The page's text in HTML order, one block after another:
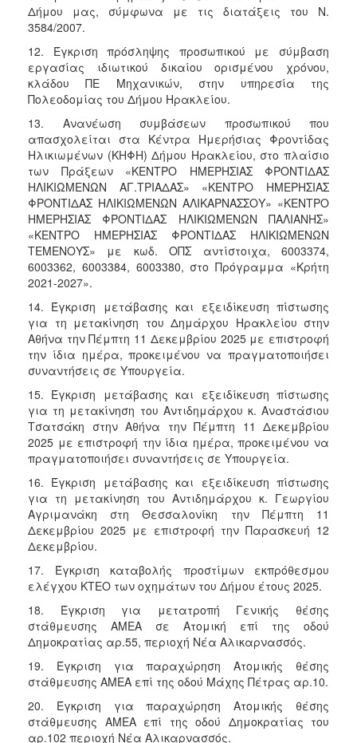
Δήμου μας, σύμφωνα με τις διατάξεις του Ν.
3584/2007.
12. Έγκριση πρόσληψης προσωπικού με σύμβαση
εργασίας ιδιωτικού δικαίου ορισμένου χρόνου,
κλάδου ΠΕ Μηχανικών, στην υπηρεσία της
Πολεοδομίας του Δήμου Ηρακλείου.
13. Ανανέωση συμβάσεων προσωπικού που
απασχολείται στα Κέντρα Ημερήσιας Φροντίδας
Ηλικιωμένων (ΚΗΦΗ) Δήμου Ηρακλείου, στο πλαίσιο
των Πράξεων «ΚΕΝΤΡΟ ΗΜΕΡΗΣΙΑΣ ΦΡΟΝΤΙΔΑΣ
ΗΛΙΚΙΩΜΕΝΩΝ ΑΓ.ΤΡΙΑΔΑΣ» «ΚΕΝΤΡΟ ΗΜΕΡΗΣΙΑΣ
ΦΡΟΝΤΙΔΑΣ ΗΛΙΚΙΩΜΕΝΩΝ ΑΛΙΚΑΡΝΑΣΣΟΥ» «ΚΕΝΤΡΟ
ΗΜΕΡΗΣΙΑΣ ΦΡΟΝΤΙΔΑΣ ΗΛΙΚΙΩΜΕΝΩΝ ΠΑΛΙΑΝΗΣ»
«ΚΕΝΤΡΟ ΗΜΕΡΗΣΙΑΣ ΦΡΟΝΤΙΔΑΣ ΗΛΙΚΙΩΜΕΝΩΝ
ΤΕΜΕΝΟΥΣ» με κωδ. ΟΠΣ αντίστοιχα, 6003374,
6003362, 6003384, 6003380, στο Πρόγραμμα «Κρήτη
2021-2027».
14. Έγκριση μετάβασης και εξειδίκευση πίστωσης
για τη μετακίνηση του Δημάρχου Ηρακλείου στην
Αθήνα την Πέμπτη 11 Δεκεμβρίου 2025 με επιστροφή
την ίδια ημέρα, προκειμένου να πραγματοποιήσει
συναντήσεις σε Υπουργεία.
15. Έγκριση μετάβασης και εξειδίκευση πίστωσης
για τη μετακίνηση του Αντιδημάρχου κ. Αναστάσιου
Τσατσάκη στην Αθήνα την Πέμπτη 11 Δεκεμβρίου
2025 με επιστροφή την ίδια ημέρα, προκειμένου να
πραγματοποιήσει συναντήσεις σε Υπουργεία.
16. Έγκριση μετάβασης και εξειδίκευση πίστωσης
για τη μετακίνηση του Αντιδημάρχου κ. Γεωργίου
Αγριμανάκη στη Θεσσαλονίκη την Πέμπτη 11
Δεκεμβρίου 2025 με επιστροφή την Παρασκευή 12
Δεκεμβρίου.
17. Έγκριση καταβολής προστίμων εκπρόθεσμου
ελέγχου ΚΤΕΟ των οχημάτων του Δήμου έτους 2025.
18. Έγκριση για μετατροπή Γενικής θέσης
στάθμευσης ΑΜΕΑ σε Ατομική επί της οδού
Δημοκρατίας αρ.55, περιοχή Νέα Αλικαρνασσός.
19. Έγκριση για παραχώρηση Ατομικής θέσης
στάθμευσης ΑΜΕΑ επί της οδού Μάχης Πέτρας αρ.10.
20. Έγκριση για παραχώρηση Ατομικής θέσης
στάθμευσης ΑΜΕΑ επί της οδού Δημοκρατίας του
αρ.102 περιοχή Νέα Αλικαρνασσός.